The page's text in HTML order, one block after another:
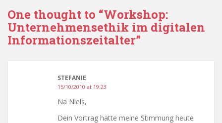
One thought to “Workshop:
Unternehmensethik im digitalen
Informationszeitalter”
STEFANIE
15/10/2010 at 19:23
Na Niels,
Dein Vortrag hätte meine Stimmung heute